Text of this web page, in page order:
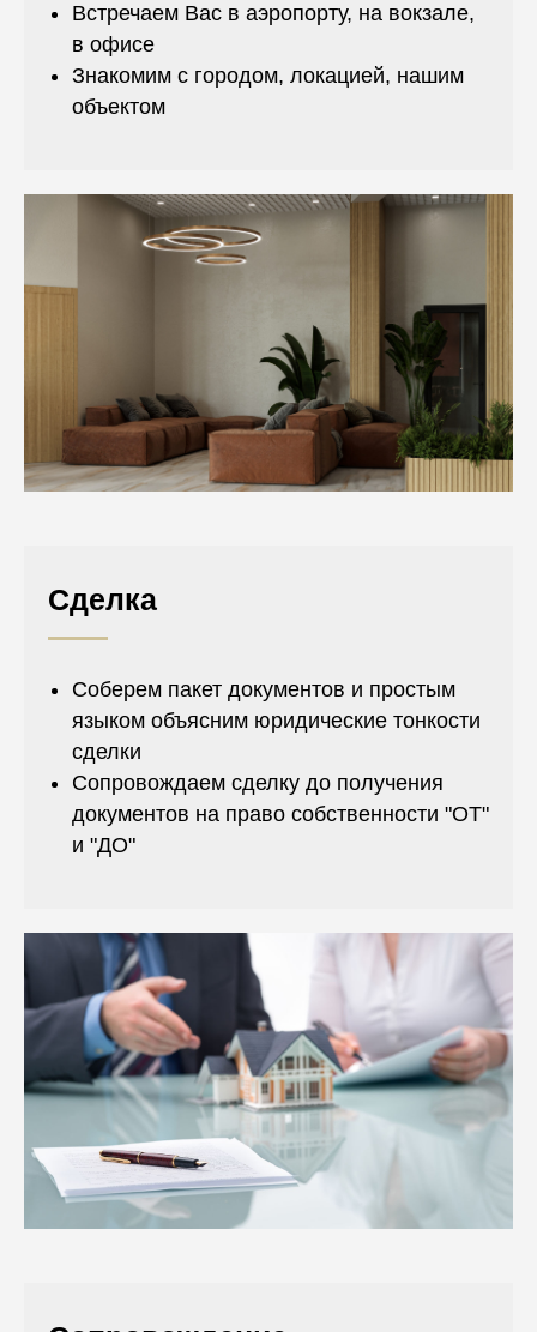
Встречаем Вас в аэропорту, на вокзале,
в офисе
Знакомим с городом, локацией, нашим
объектом
Сделка
Соберем пакет документов и простым
языком объясним юридические тонкости
сделки
Сопровождаем сделку до получения
документов на право собственности "ОТ"
и "ДО"